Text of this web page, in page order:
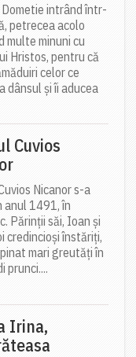
intrând într-
petrecea acolo
multe minuni cu
Hristos, pentru că
celor ce
dânsul și îi aducea
Cuvios
Nicanor s-a
anul 1491, în
Părinții săi, Ioan și
credincioși înstăriți,
mari greutăți în
prunci....
Irina,